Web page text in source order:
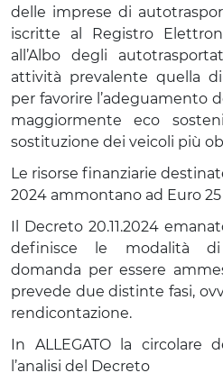
delle imprese di
iscritte al Registro
all’Albo degli
attività prevalente quella
per favorire l’adeguamento
maggiormente eco
sostituzione dei veicoli più
Le risorse finanziarie
2024 ammontano ad Euro
Il Decreto 20.11.2024
definisce le modalità di
domanda per essere
prevede due distinte fasi,
rendicontazione.
In ALLEGATO la circolare
l’analisi del Decreto